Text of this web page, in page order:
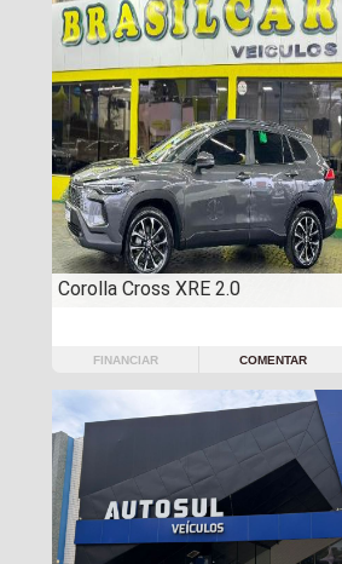
Corolla Cross XRE 2.0
FINANCIAR COMENTAR